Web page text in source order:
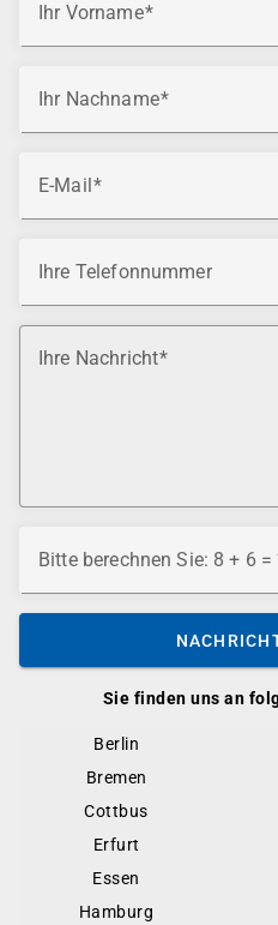
Sie finden uns an
Berlin
Bremen
Cottbus
Erfurt
Essen
Hamburg
Ihr Vorname
Ihr Nachname
E-Mail
Ihre Telefonnummer
Ihre Nachricht
Bitte berechnen Sie: 8 + 6 =